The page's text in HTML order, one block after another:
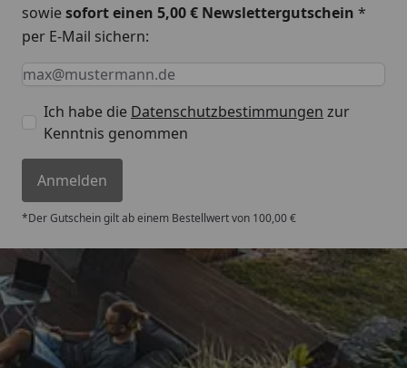
sowiesofort einen 5,00 € Newslettergutschein *
per E-Mail sichern:
Keine Eingabe erforderlich
Eingabe erforderlich
E-Mail *
Ich habe die Datenschutzbestimmungen zur
Kenntnis genommen
Anmelden
*Der Gutschein gilt ab einem Bestellwert von 100,00 €
Trusted Shops
4,67/ 5